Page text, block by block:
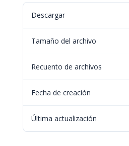
Descargar
Tamaño del archivo
Recuento de archivos
Fecha de creación
Última actualización